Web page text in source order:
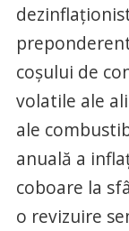
coşului de
volatile ale
ale
anuală a
coboare la
o revizuire